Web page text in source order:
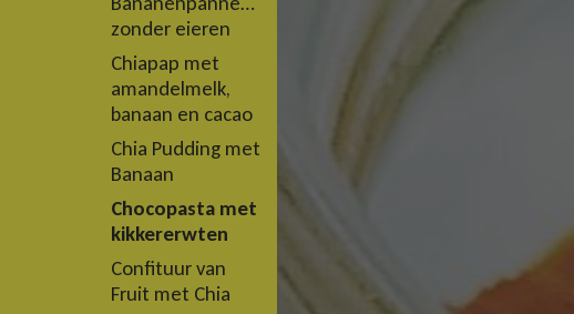
zonder eieren
Chiapap met
amandelmelk,
banaan en cacao
Chia Pudding met
Banaan
Chocopasta met
kikkererwten
Confituur van
Fruit met Chia